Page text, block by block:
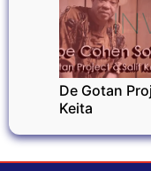
De Gotan
Keita